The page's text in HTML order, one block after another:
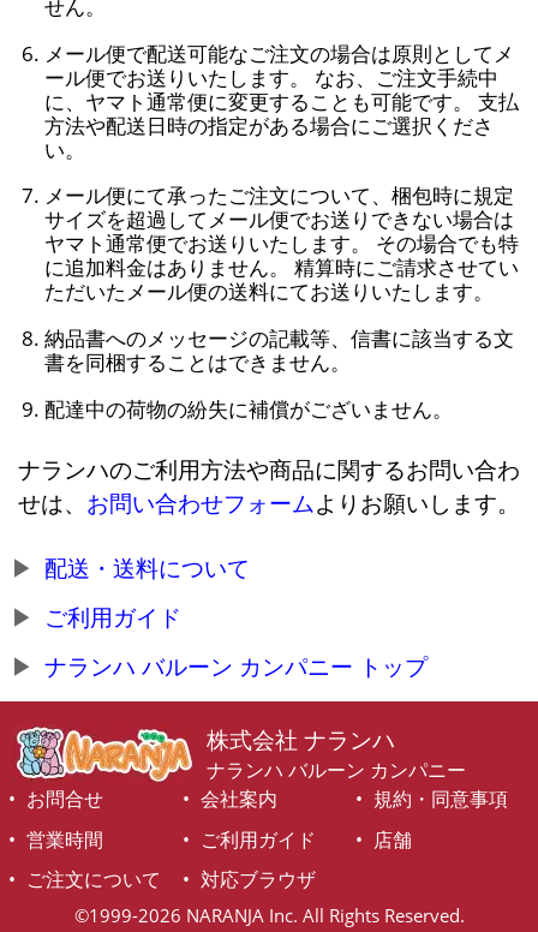
せん。
メール便で配送可能なご注文の場合は原則としてメ
ール便でお送りいたします。 なお、ご注文手続中
に、ヤマト通常便に変更することも可能です。 支払
方法や配送日時の指定がある場合にご選択くださ
い。
メール便にて承ったご注文について、梱包時に規定
サイズを超過してメール便でお送りできない場合は
ヤマト通常便でお送りいたします。 その場合でも特
に追加料金はありません。 精算時にご請求させてい
ただいたメール便の送料にてお送りいたします。
納品書へのメッセージの記載等、信書に該当する文
書を同梱することはできません。
配達中の荷物の紛失に補償がございません。
ナランハのご利用方法や商品に関するお問い合わ
せは、 お問い合わせフォームよりお願いします。
配送・送料について
ご利用ガイド
ナランハ バルーン カンパニー トップ
株式会社 ナランハ
ナランハ バルーン カンパニー
お問合せ
会社案内
規約・同意事項
営業時間
ご利用ガイド
店舗
ご注文について
対応ブラウザ
©1999-2026 NARANJA Inc. All Rights Reserved.